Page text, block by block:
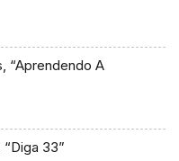
“Aprendendo A
33”